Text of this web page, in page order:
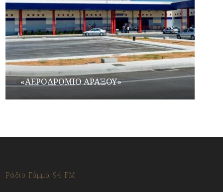
«ΑΕΡΟΔΡΟΜΙΟ ΑΡΑΞΟΥ»
Ράδιο Γάμμα 94 FM